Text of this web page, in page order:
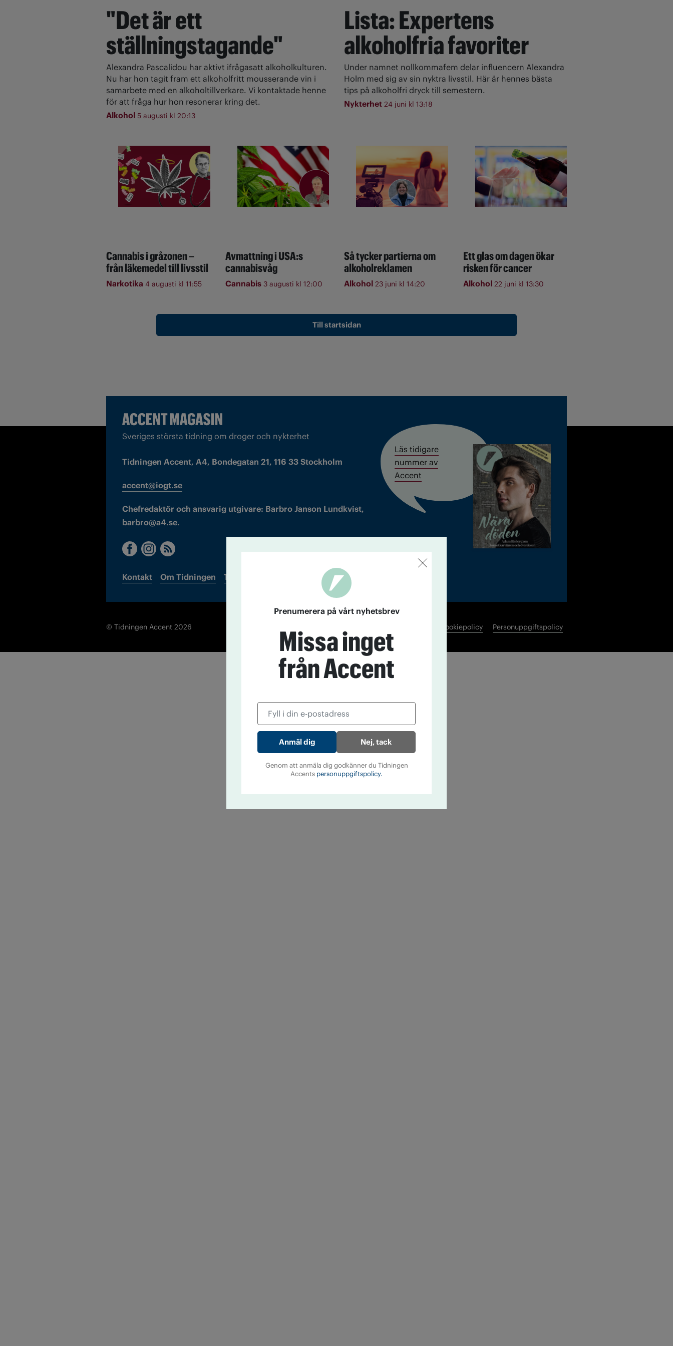
"Det är ett
ställningstagande"
Alexandra Pascalidou har aktivt ifrågasatt alkoholkulturen.
Nu har hon tagit fram ett alkoholfritt mousserande vin i
samarbete med en alkoholtillverkare. Vi kontaktade henne
för att fråga hur hon resonerar kring det.
Alkohol 5 augusti kl 20:13
Cannabis i gråzonen –
från läkemedel till livsstil
Narkotika 4 augusti kl 11:55
Avmattning i USA:s
cannabisvåg
Cannabis 3 augusti kl 12:00
Lista: Expertens
alkoholfria favoriter
Under namnet nollkommafem delar influencern Alexandra
Holm med sig av sin nyktra livsstil. Här är hennes bästa
tips på alkoholfri dryck till semestern.
Nykterhet 24 juni kl 13:18
Så tycker partierna om
alkoholreklamen
Alkohol 23 juni kl 14:20
Ett glas om dagen ökar
risken för cancer
Alkohol 22 juni kl 13:30
Till startsidan
Sveriges största tidning om droger och nykterhet
Tidningen Accent, A4, Bondegatan 21, 116 33 Stockholm
accent@iogt.se
Chefredaktör och ansvarig utgivare: Barbro Janson Lundkvist,
barbro@a4.se.
Kontakt Om Tidningen Tidningsarkiv In English
Läs tidigare
nummer av
Accent
© Tidningen Accent 2026 Cookiepolicy Personuppgiftspolicy
Prenumerera på vårt nyhetsbrev
Missa inget
från Accent
Nej, tack
Genom att anmäla dig godkänner du Tidningen
Accents personuppgiftspolicy.